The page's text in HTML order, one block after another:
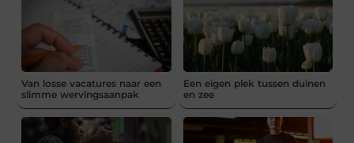
Van losse vacatures naar een
slimme wervingsaanpak
Een eigen plek tussen duinen
en zee